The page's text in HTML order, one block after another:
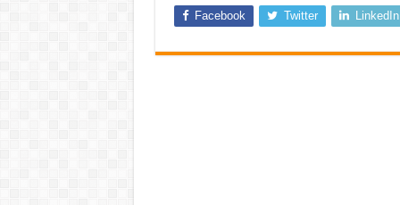
Facebook Twitter LinkedIn